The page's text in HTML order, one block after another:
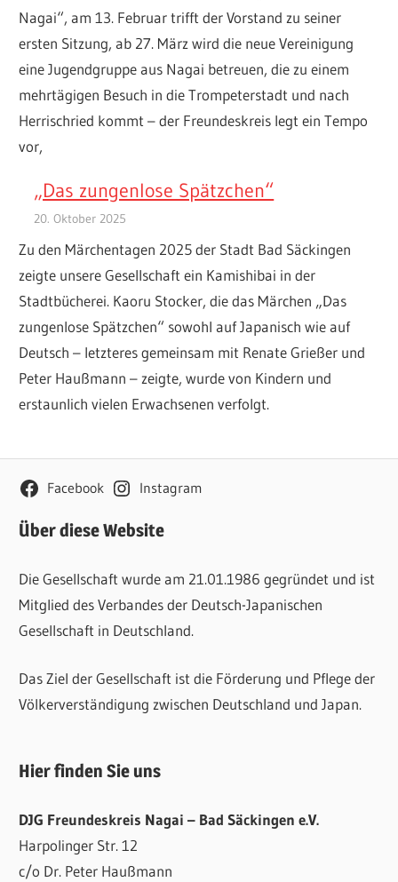
Nagai“, am 13. Februar trifft der Vorstand zu seiner
ersten Sitzung, ab 27. März wird die neue Vereinigung
eine Jugendgruppe aus Nagai betreuen, die zu einem
mehrtägigen Besuch in die Trompeterstadt und nach
Herrischried kommt – der Freundeskreis legt ein Tempo
vor,
„Das zungenlose Spätzchen“
20. Oktober 2025
Zu den Märchentagen 2025 der Stadt Bad Säckingen
zeigte unsere Gesellschaft ein Kamishibai in der
Stadtbücherei. Kaoru Stocker, die das Märchen „Das
zungenlose Spätzchen“ sowohl auf Japanisch wie auf
Deutsch – letzteres gemeinsam mit Renate Grießer und
Peter Haußmann – zeigte, wurde von Kindern und
erstaunlich vielen Erwachsenen verfolgt.
Facebook Instagram
Über diese Website
Die Gesellschaft wurde am 21.01.1986 gegründet und ist
Mitglied des Verbandes der Deutsch-Japanischen
Gesellschaft in Deutschland.
Das Ziel der Gesellschaft ist die Förderung und Pflege der
Völkerverständigung zwischen Deutschland und Japan.
Hier finden Sie uns
DJG Freundeskreis Nagai – Bad Säckingen e.V.
Harpolinger Str. 12
c/o Dr. Peter Haußmann